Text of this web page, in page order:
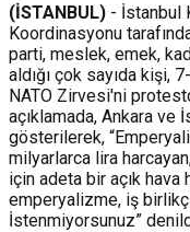
(İSTANBUL) - İstanbul
Koordinasyonu
parti, meslek, emek,
aldığı çok sayıda kişi,
NATO Zirvesi'ni
açıklamada, Ankara ve
gösterilerek,
milyarlarca lira
için adeta bir açık
emperyalizme, iş
İstenmiyorsunuz”